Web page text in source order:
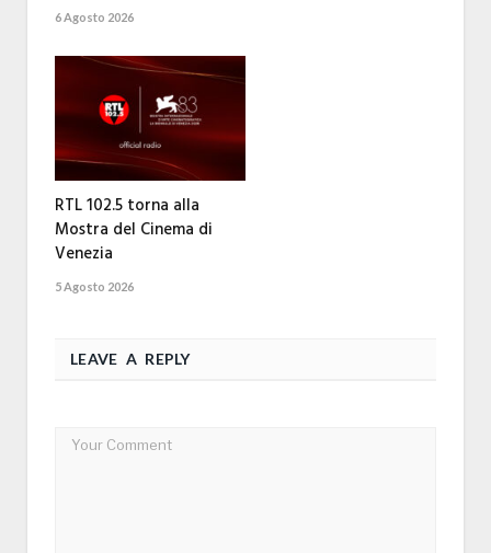
6 Agosto 2026
RTL 102.5 torna alla
Mostra del Cinema di
Venezia
5 Agosto 2026
LEAVE A REPLY